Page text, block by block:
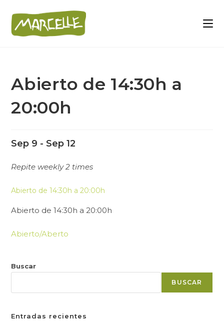
Abierto de 14:30h a
20:00h
Sep 9 - Sep 12
Repite weekly 2 times
Abierto de 14:30h a 20:00h
Abierto de 14:30h a 20:00h
Abierto/Aberto
Buscar
BUSCAR
Entradas recientes